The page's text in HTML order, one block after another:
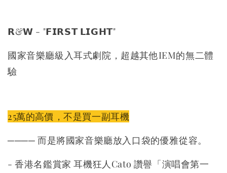
𝗥&𝗪 - "𝗙𝗜𝗥𝗦𝗧 𝗟𝗜𝗚𝗛𝗧"
國家音樂廳級入耳式劇院，超越其他IEM的無二體
驗
25萬的高價，不是買一副耳機
──── 而是將國家音樂廳放入口袋的優雅從容。
- 香港名鑑賞家 耳機狂人Cato 讚譽「演唱會第一